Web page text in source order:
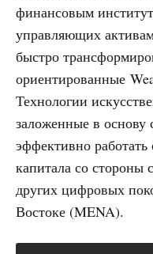
финансовым
управляющих
быстро
ориентированные
Технологии
заложенные в основу
эффективно
капитала со стороны
других цифровых
Востоке (MENA).